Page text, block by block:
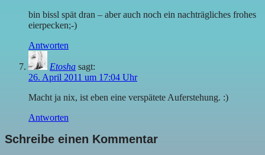
bin bissl spät dran – aber auch noch ein nachträgliches frohes
eierpecken;-)
Antworten
Etosha sagt:
26. April 2011 um 17:04 Uhr
Macht ja nix, ist eben eine verspätete Auferstehung. :)
Antworten
Schreibe einen Kommentar